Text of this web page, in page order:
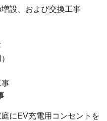
設、および交換工事
事
にEV充電用コンセントを